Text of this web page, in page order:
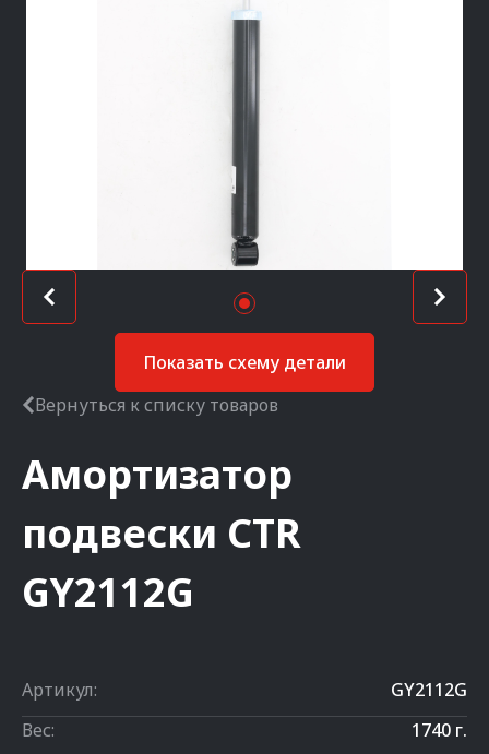
Показать схему детали
Вернуться к списку товаров
Амортизатор
подвески CTR
GY2112G
Артикул:
GY2112G
Вес:
1740 г.